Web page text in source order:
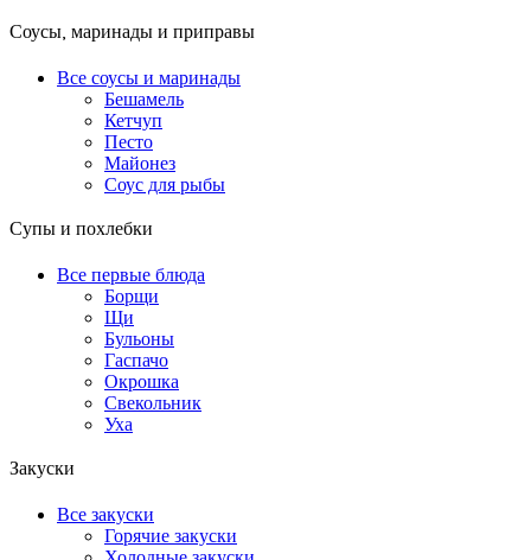
Соусы, маринады и приправы
Все соусы и маринады
Бешамель
Кетчуп
Песто
Майонез
Соус для рыбы
Супы и похлебки
Все первые блюда
Борщи
Щи
Бульоны
Гаспачо
Окрошка
Свекольник
Уха
Закуски
Все закуски
Горячие закуски